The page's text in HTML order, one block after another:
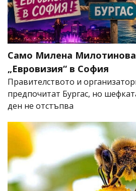
Само Милена Милотинова
„Евровизия“ в София
Правителството и
предпочитат Бургас, но
ден не отстъпва